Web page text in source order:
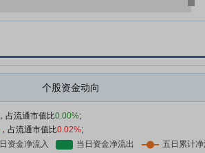
个股资金动向
，占流通市值比0.00%;
，占流通市值比0.02%;